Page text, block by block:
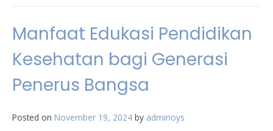
Manfaat Edukasi Pendidikan
Kesehatan bagi Generasi
Penerus Bangsa
Posted on November 19, 2024 by adminoys